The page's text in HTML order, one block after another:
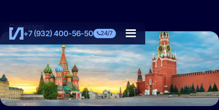
+7 (932) 400-56-50 24/7
Салехард